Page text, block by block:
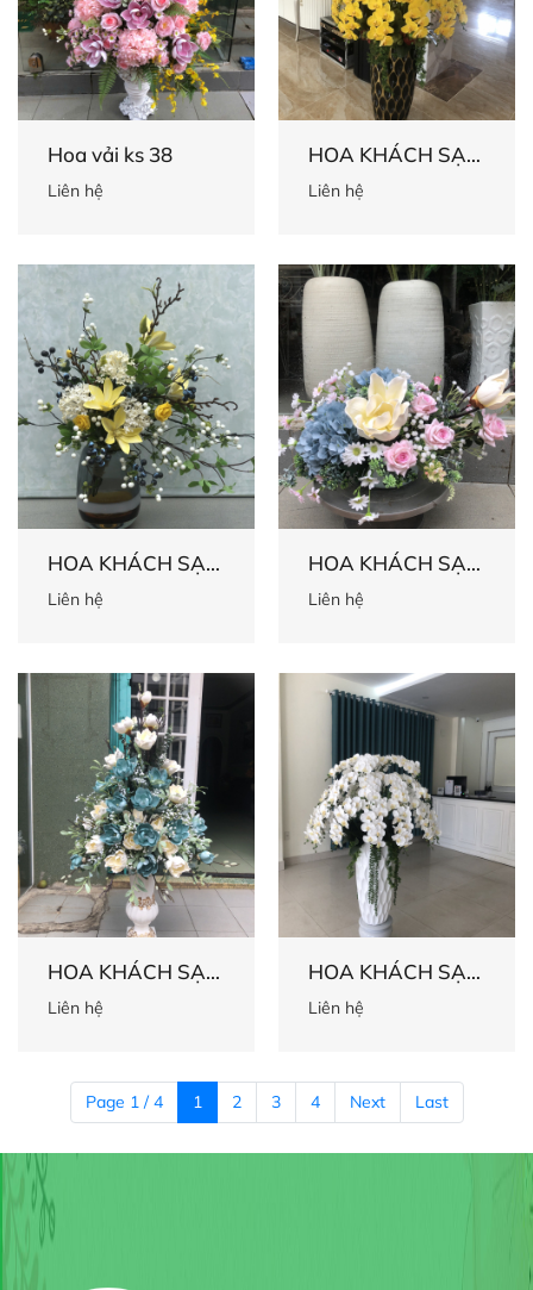
Hoa vải ks 38
Liên hệ
HOA KHÁCH SẠN
37
Liên hệ
HOA KHÁCH SẠN
36
Liên hệ
HOA KHÁCH SẠN
35
Liên hệ
HOA KHÁCH SẠN
34
Liên hệ
HOA KHÁCH SẠN
33
Liên hệ
Page 1 / 4 1 2 3 4 Next Last